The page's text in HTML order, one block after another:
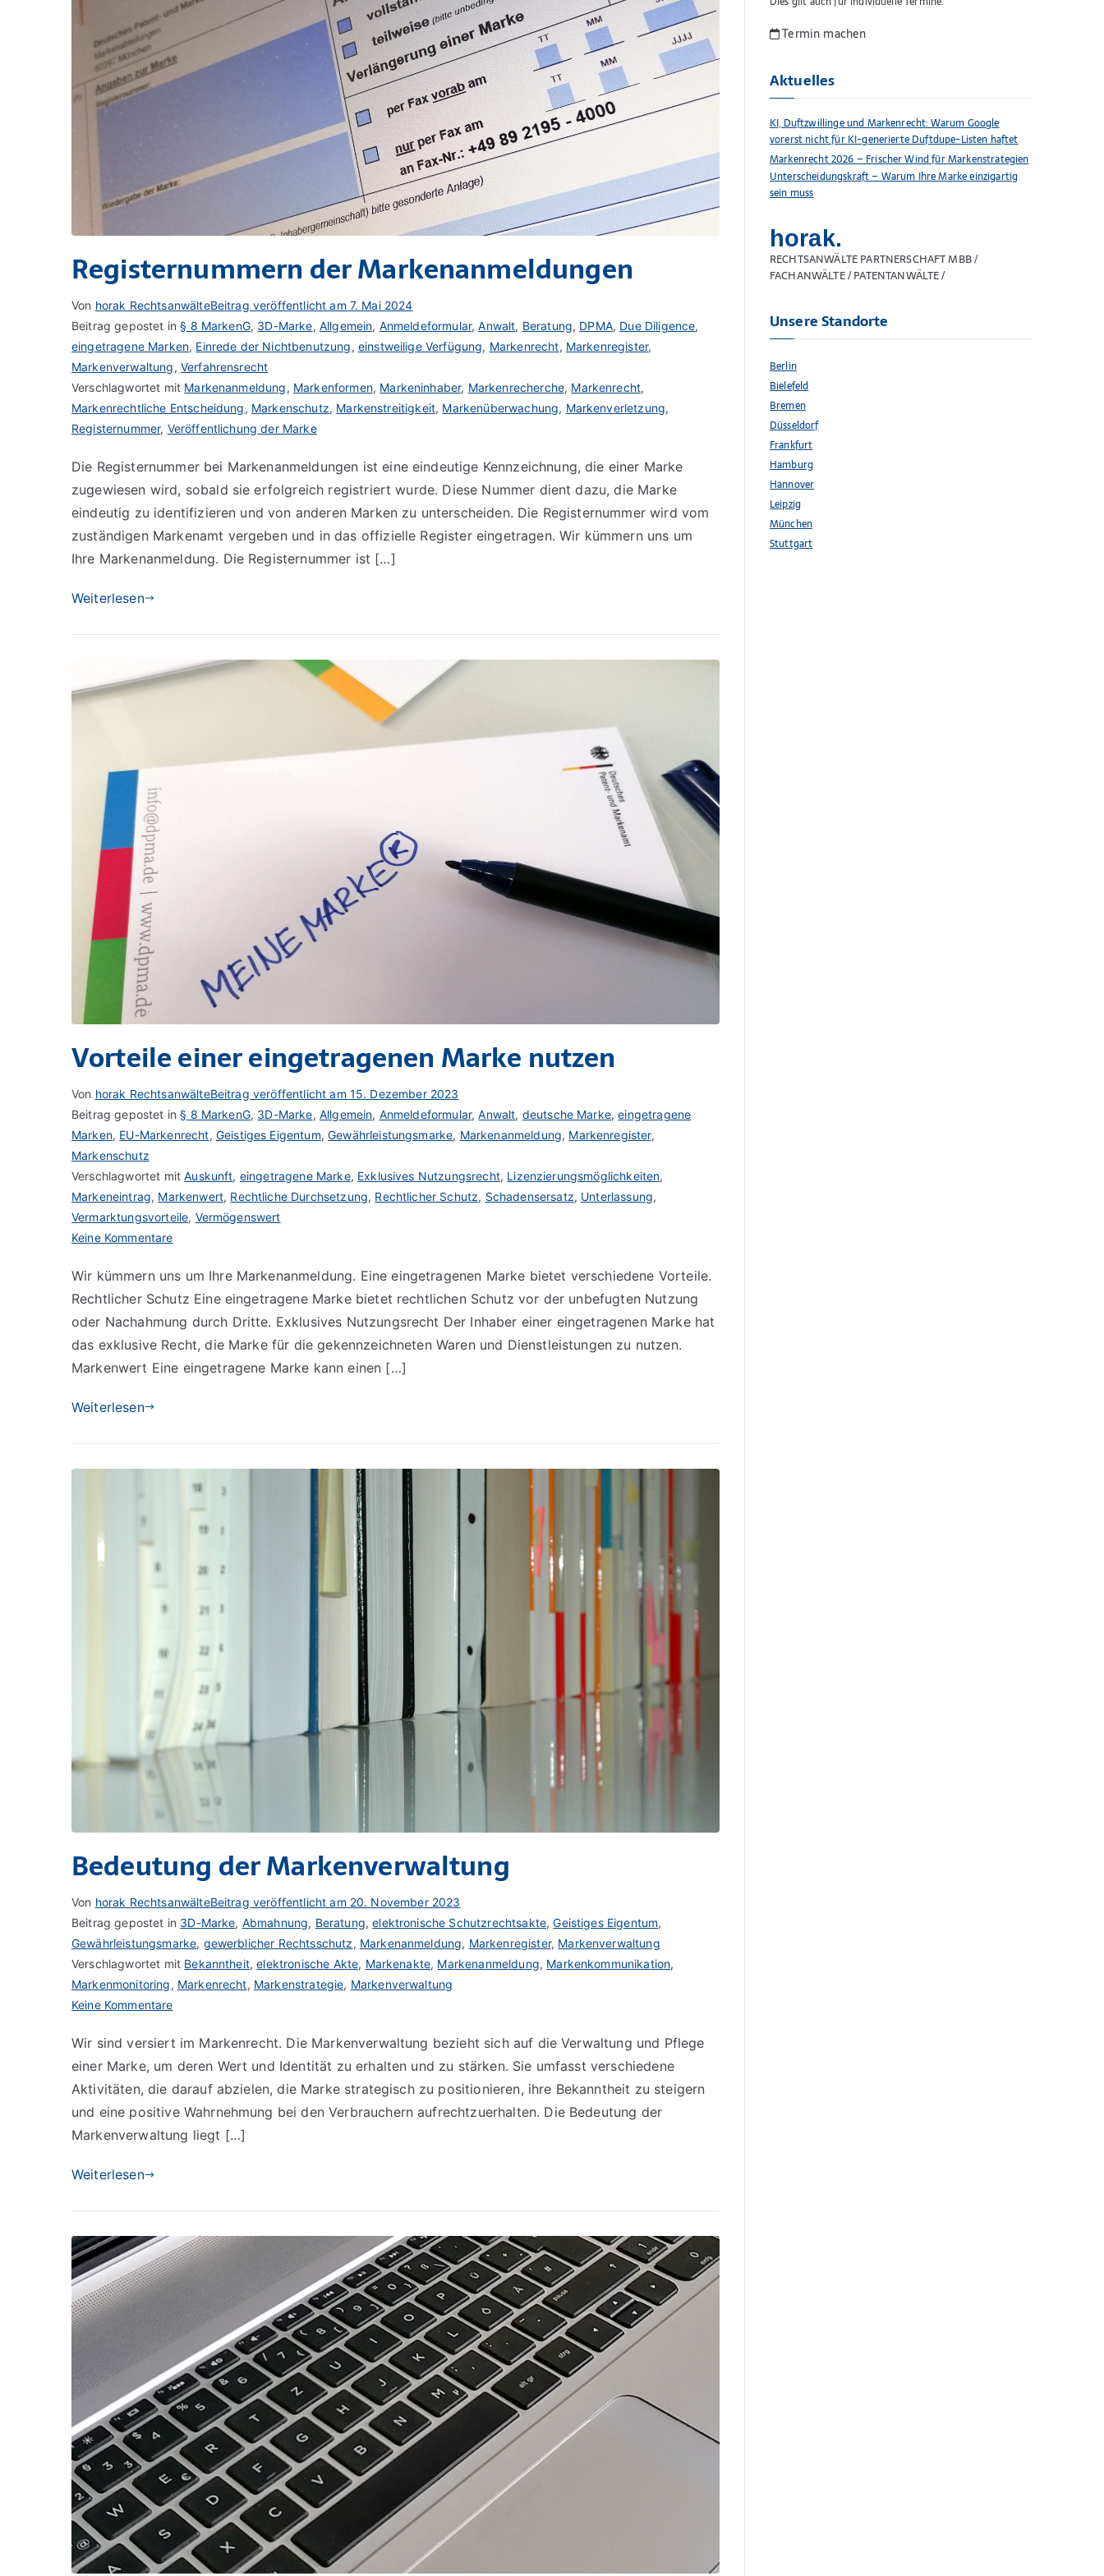
Registernummern der Markenanmeldungen
Von horak RechtsanwälteBeitrag veröffentlicht am 7. Mai 2024
Beitrag gepostet in§ 8 MarkenG, 3D-Marke, Allgemein, Anmeldeformular,Anwalt, Beratung, DPMA, Due Diligence,
eingetragene Marken, Einrede der Nichtbenutzung, einstweilige Verfügung, Markenrecht, Markenregister,
Markenverwaltung, Verfahrensrecht
Verschlagwortet mit Markenanmeldung, Markenformen, Markeninhaber, Markenrecherche, Markenrecht,
Markenrechtliche Entscheidung, Markenschutz, Markenstreitigkeit, Markenüberwachung, Markenverletzung,
Registernummer, Veröffentlichung der Marke
Die Registernummer bei Markenanmeldungen ist eine eindeutige Kennzeichnung, die einer Marke
zugewiesen wird, sobald sie erfolgreich registriert wurde. Diese Nummer dient dazu, die Marke
eindeutig zu identifizieren und von anderen Marken zu unterscheiden. Die Registernummer wird vom
zuständigen Markenamt vergeben und in das offizielle Register eingetragen. Wir kümmern uns um
Ihre Markenanmeldung. Die Registernummer ist […]
Weiterlesen
Vorteile einer eingetragenen Marke nutzen
Von horak RechtsanwälteBeitrag veröffentlicht am 15. Dezember 2023
Beitrag gepostet in§ 8 MarkenG, 3D-Marke, Allgemein, Anmeldeformular,Anwalt, deutsche Marke,eingetragene
Marken, EU-Markenrecht, Geistiges Eigentum,Gewährleistungsmarke, Markenanmeldung, Markenregister,
Markenschutz
Verschlagwortet mitAuskunft, eingetragene Marke, Exklusives Nutzungsrecht, Lizenzierungsmöglichkeiten,
Markeneintrag, Markenwert, Rechtliche Durchsetzung, Rechtlicher Schutz, Schadensersatz, Unterlassung,
Vermarktungsvorteile, Vermögenswert
Keine Kommentarezu
einer
eingetragenen
Marke
nutzen
Wir kümmern uns um Ihre Markenanmeldung. Eine eingetragenen Marke bietet verschiedene Vorteile.
Rechtlicher Schutz Eine eingetragene Marke bietet rechtlichen Schutz vor der unbefugten Nutzung
oder Nachahmung durch Dritte. Exklusives Nutzungsrecht Der Inhaber einer eingetragenen Marke hat
das exklusive Recht, die Marke für die gekennzeichneten Waren und Dienstleistungen zu nutzen.
Markenwert Eine eingetragene Marke kann einen […]
Weiterlesen
Bedeutung der Markenverwaltung
Von horak RechtsanwälteBeitrag veröffentlicht am 20. November 2023
Beitrag gepostet in 3D-Marke, Abmahnung, Beratung,elektronische Schutzrechtsakte,Geistiges Eigentum,
Gewährleistungsmarke, gewerblicher Rechtsschutz, Markenanmeldung, Markenregister, Markenverwaltung
Verschlagwortet mit Bekanntheit,elektronische Akte, Markenakte, Markenanmeldung, Markenkommunikation,
Markenmonitoring, Markenrecht, Markenstrategie, Markenverwaltung
Keine Kommentarezu
der
Markenverwaltung
Wir sind versiert im Markenrecht. Die Markenverwaltung bezieht sich auf die Verwaltung und Pflege
einer Marke, um deren Wert und Identität zu erhalten und zu stärken. Sie umfasst verschiedene
Aktivitäten, die darauf abzielen, die Marke strategisch zu positionieren, ihre Bekanntheit zu steigern
und eine positive Wahrnehmung bei den Verbrauchern aufrechtzuerhalten. Die Bedeutung der
Markenverwaltung liegt […]
Weiterlesen
Termin machen
Aktuelles
KI, Duftzwillinge und Markenrecht: Warum Google
vorerst nicht für KI-generierte Duftdupe-Listen haftet
Markenrecht 2026 – Frischer Wind für Markenstrategien
Unterscheidungskraft – Warum Ihre Marke einzigartig
sein muss
horak.
RECHTSANWÄLTE PARTNERSCHAFT MBB /
FACHANWÄLTE / PATENTANWÄLTE /
Unsere Standorte
Berlin
Bielefeld
Bremen
Düsseldorf
Frankfurt
Hamburg
Hannover
Leipzig
München
Stuttgart